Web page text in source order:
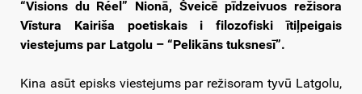
“Visions du Réel” Nionā, Šveicē pīdzeivuos režisora
Vīstura Kairiša poetiskais i filozofiski ītiļpeigais
viestejums par Latgolu – “Pelikāns tuksnesī”.
Kina asūt episks viestejums par režisoram tyvū Latgolu,